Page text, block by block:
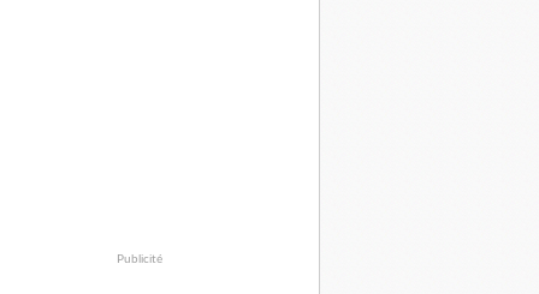
Publicité